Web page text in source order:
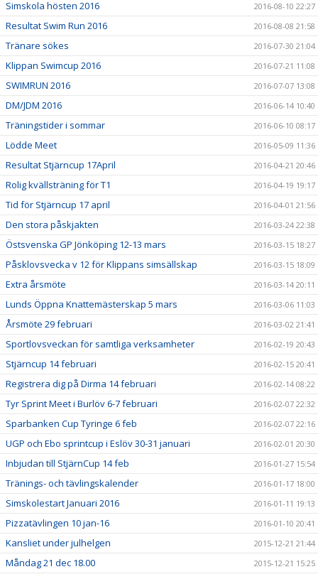
Simskola hösten 2016 2016-08-10 22:27
Resultat Swim Run 2016 2016-08-08 21:58
Tränare sökes 2016-07-30 21:04
Klippan Swimcup 2016 2016-07-21 11:08
SWIMRUN 2016 2016-07-07 13:08
DM/JDM 2016 2016-06-14 10:40
Träningstider i sommar 2016-06-10 08:17
Lödde Meet 2016-05-09 11:36
Resultat Stjärncup 17April 2016-04-21 20:46
Rolig kvällsträning för T1 2016-04-19 19:17
Tid för Stjärncup 17 april 2016-04-01 21:56
Den stora påskjakten 2016-03-24 22:38
Östsvenska GP Jönköping 12-13 mars 2016-03-15 18:27
Påsklovsvecka v 12 för Klippans simsällskap 2016-03-15 18:09
Extra årsmöte 2016-03-14 20:11
Lunds Öppna Knattemästerskap 5 mars 2016-03-06 11:03
Årsmöte 29 februari 2016-03-02 21:41
Sportlovsveckan för samtliga verksamheter 2016-02-19 20:43
Stjärncup 14 februari 2016-02-15 20:41
Registrera dig på Dirma 14 februari 2016-02-14 08:22
Tyr Sprint Meet i Burlöv 6-7 februari 2016-02-07 22:32
Sparbanken Cup Tyringe 6 feb 2016-02-07 22:16
UGP och Ebo sprintcup i Eslöv 30-31 januari 2016-02-01 20:30
Inbjudan till StjärnCup 14 feb 2016-01-27 15:54
Tränings- och tävlingskalender 2016-01-17 18:00
Simskolestart Januari 2016 2016-01-11 19:13
Pizzatävlingen 10 jan-16 2016-01-10 20:41
Kansliet under julhelgen 2015-12-21 21:44
Måndag 21 dec 18.00 2015-12-21 15:25